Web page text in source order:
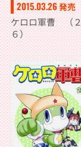
2015.03.26発売
ケロロ軍曹 （２
６）